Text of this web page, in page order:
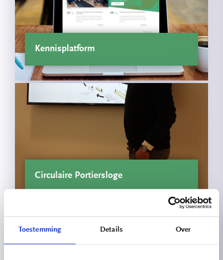
Toestemming Details Over
Kennisplatform
Circulaire Portiersloge